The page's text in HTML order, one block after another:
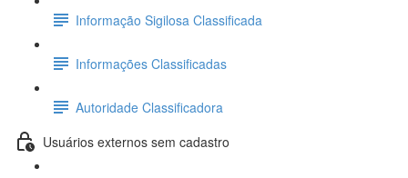
Informação Sigilosa Classificada
Informações Classificadas
Autoridade Classificadora
Usuários externos sem cadastro